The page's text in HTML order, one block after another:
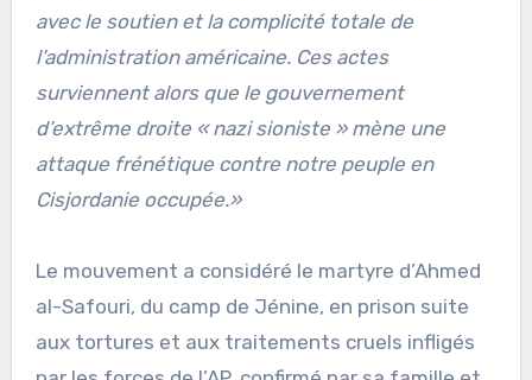
avec le soutien et la complicité totale de
l’administration américaine. Ces actes
surviennent alors que le gouvernement
d’extrême droite « nazi sioniste » mène une
attaque frénétique contre notre peuple en
Cisjordanie occupée.»
Le mouvement a considéré le martyre d’Ahmed
al-Safouri, du camp de Jénine, en prison suite
aux tortures et aux traitements cruels infligés